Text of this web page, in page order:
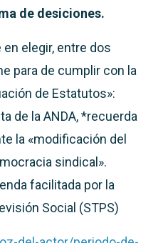
de desiciones.
en elegir, entre dos
para de cumplir con la
de Estatutos»:
de la ANDA, *recuerda
la «modificación del
sindical».
facilitada por la
Social (STPS)